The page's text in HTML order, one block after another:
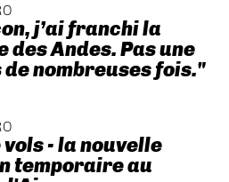
j’ai franchi la
Andes. Pas une
nombreuses fois."
- la nouvelle
temporaire au